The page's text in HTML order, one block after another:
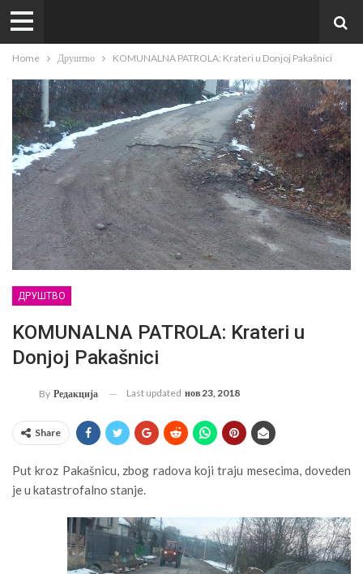
Home Друштво KOMUNALNA PATROLA: Krateri u Donjoj Pakašnici
ДРУШТВО
KOMUNALNA PATROLA: Krateri u
Donjoj Pakašnici
By Редакција Last updated нов 23, 2018
Share
Put kroz Pakašnicu, zbog radova koji traju mesecima, doveden
je u katastrofalno stanje.